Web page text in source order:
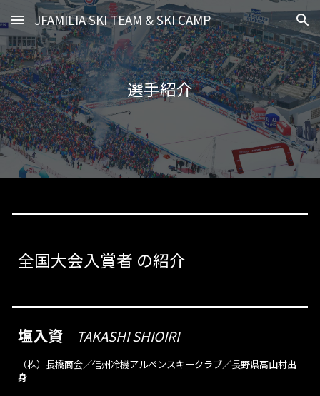
Skip to main content Skip to navigation
JFAMILIA SKI TEAM & SKI CAMP
選手紹介
全国大会入賞者 の紹介
塩入資 TAKASHI SHIOIRI
（株）長橋商会／信州冷機アルペンスキークラブ／長野県高山村出
身